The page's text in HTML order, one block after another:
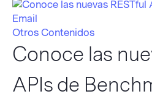
Otros Contenidos
Conoce las
APIs de